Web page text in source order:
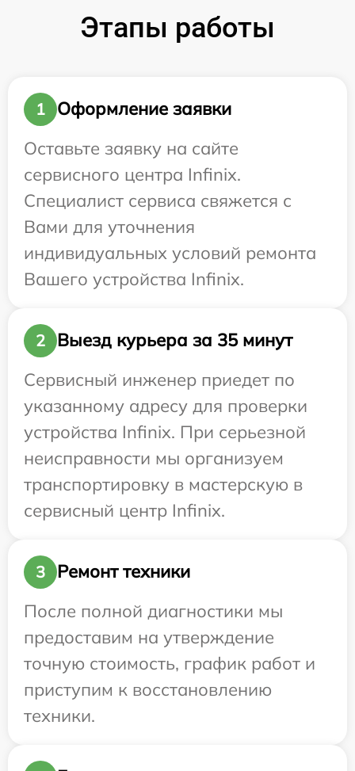
Этапы работы
1
Оформление заявки
Оставьте заявку на сайте
сервисного центра Infinix.
Специалист сервиса свяжется с
Вами для уточнения
индивидуальных условий ремонта
Вашего устройства Infinix.
2
Выезд курьера за 35 минут
Сервисный инженер приедет по
указанному адресу для проверки
устройства Infinix. При серьезной
неисправности мы организуем
транспортировку в мастерскую в
сервисный центр Infinix.
3
Ремонт техники
После полной диагностики мы
предоставим на утверждение
точную стоимость, график работ и
приступим к восстановлению
техники.